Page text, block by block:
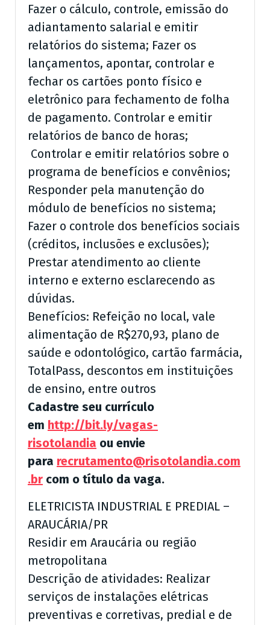
Fazer o cálculo, controle, emissão do
adiantamento salarial e emitir
relatórios do sistema; Fazer os
lançamentos, apontar, controlar e
fechar os cartões ponto físico e
eletrônico para fechamento de folha
de pagamento. Controlar e emitir
relatórios de banco de horas;
Controlar e emitir relatórios sobre o
programa de benefícios e convênios;
Responder pela manutenção do
módulo de benefícios no sistema;
Fazer o controle dos benefícios sociais
(créditos, inclusões e exclusões);
Prestar atendimento ao cliente
interno e externo esclarecendo as
dúvidas.
Benefícios: Refeição no local, vale
alimentação de R$270,93, plano de
saúde e odontológico, cartão farmácia,
TotalPass, descontos em instituições
de ensino, entre outros
Cadastre seu currículo
em http://bit.ly/vagas-
risotolandia ou envie
para recrutamento@risotolandia.com
.br com o título da vaga.
ELETRICISTA INDUSTRIAL E PREDIAL –
ARAUCÁRIA/PR
Residir em Araucária ou região
metropolitana
Descrição de atividades: Realizar
serviços de instalações elétricas
preventivas e corretivas, predial e de